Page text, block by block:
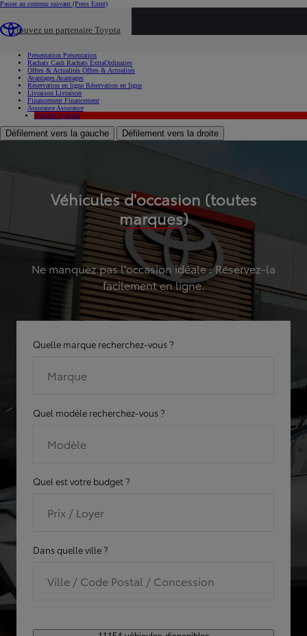
Passer au contenu suivant (Press Enter)
Trouvez un partenaire Toyota
Présentation Présentation
Rachats Cash Rachats ExtraOrdinaires
Offres & Actualités Offres & Actualités
Avantages Avantages
Réservation en ligne Réservation en ligne
Livraison Livraison
Financement Financement
Assurance Assurance
Hybride Hybride
Défilement vers la gauche Défilement vers la droite
Véhicules d'occasion (toutes
marques)
Ne manquez pas l'occasion idéale : Réservez-la
facilement en ligne.
Quelle marque recherchez-vous ?
Marque
Quel modèle recherchez-vous ?
Modèle
Quel est votre budget ?
Prix / Loyer
Dans quelle ville ?
Ville / Code Postal / Concession